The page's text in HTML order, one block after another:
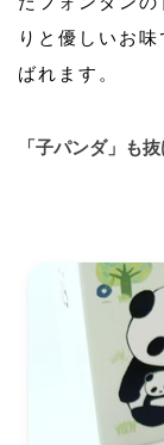
りと優しいお
ばれます。
「子パンダ」も